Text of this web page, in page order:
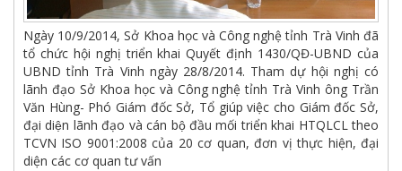
Ngày 10/9/2014, Sở Khoa học và Công nghệ tỉnh Trà Vinh đã
tổ chức hội nghị triển khai Quyết định 1430/QĐ-UBND của
UBND tỉnh Trà Vinh ngày 28/8/2014. Tham dự hội nghị có
lãnh đạo Sở Khoa học và Công nghệ tỉnh Trà Vinh ông Trần
Văn Hùng- Phó Giám đốc Sở, Tổ giúp việc cho Giám đốc Sở,
đại diện lãnh đạo và cán bộ đầu mối triển khai HTQLCL theo
TCVN ISO 9001:2008 của 20 cơ quan, đơn vị thực hiện, đại
diện các cơ quan tư vấn